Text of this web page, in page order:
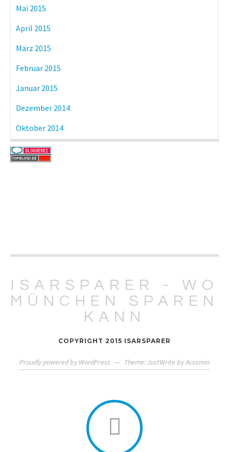
Mai 2015
April 2015
März 2015
Februar 2015
Januar 2015
Dezember 2014
Oktober 2014
ISARSPARER - WO
MÜNCHEN SPAREN
KANN
COPYRIGHT 2015 ISARSPARER
Proudly powered by WordPress — Theme: JustWrite byAcosmin